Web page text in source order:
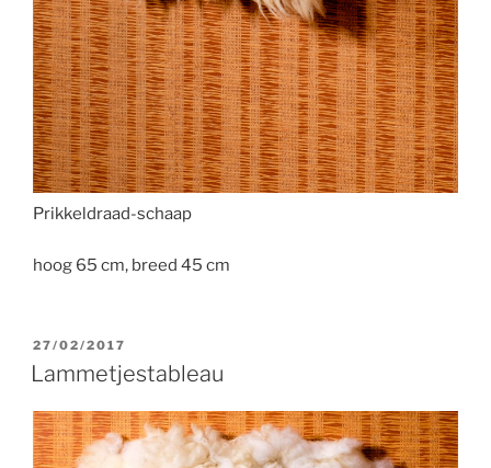
Prikkeldraad-schaap
hoog 65 cm, breed 45 cm
GEPLAATST
OP
27/02/2017
Lammetjestableau